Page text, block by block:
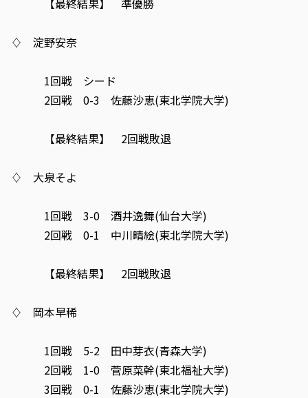
【最終結果】 準優勝
♢ 淀野安奈
1回戦 シード
2回戦 0-3 佐藤沙恵(東北学院大学)
【最終結果】 2回戦敗退
♢ 大泉そよ
1回戦 3-0 酒井逸舞(仙台大学)
2回戦 0-1 中川晴絵(東北学院大学)
【最終結果】 2回戦敗退
♢ 岡本早稀
1回戦 5-2 田中芽衣(青森大学)
2回戦 1-0 菅原菜幹(東北福祉大学)
3回戦 0-1 佐藤沙恵(東北学院大学)